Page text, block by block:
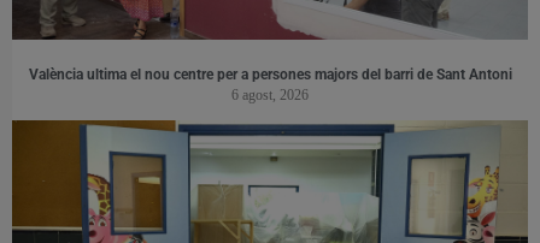
València ultima el nou centre per a persones majors del barri de Sant Antoni
6 agost, 2026